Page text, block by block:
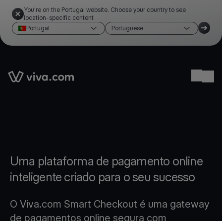
You're on the Portugal website. Choose your country to see
location-specific content
Portugal
Portuguese
Link to the homepage
Uma plataforma de pagamento online
inteligente criado para o seu sucesso
O Viva.com Smart Checkout é uma gateway
de pagamentos online segura com